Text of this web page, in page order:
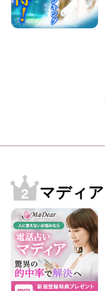
マディア